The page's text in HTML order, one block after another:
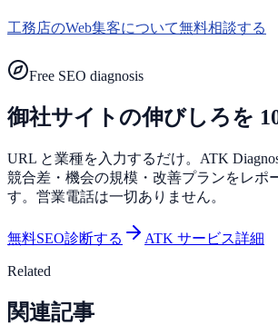
工務店のWeb集客について無料相談する
Free SEO diagnosis
御社サイトの伸びしろを
URL と業種を入力するだけ。ATK
競合差・機会の規模・改善プランをレポ
す。営業電話は一切ありません。
無料SEO診断する ATK サービス詳細
Related
関連記事